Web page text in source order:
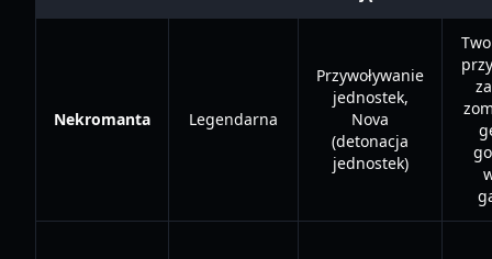
Nekromanta Legendarna
Przywoływanie
jednostek,
Nova
(detonacja
jednostek)